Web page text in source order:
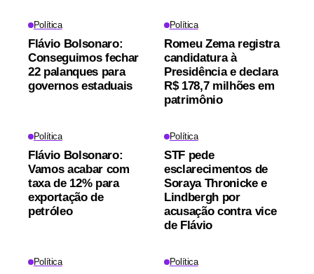
Política
Flávio Bolsonaro:
Conseguimos fechar
22 palanques para
governos estaduais
Política
Romeu Zema registra
candidatura à
Presidência e declara
R$ 178,7 milhões em
patrimônio
Política
Flávio Bolsonaro:
Vamos acabar com
taxa de 12% para
exportação de
petróleo
Política
STF pede
esclarecimentos de
Soraya Thronicke e
Lindbergh por
acusação contra vice
de Flávio
Política Política